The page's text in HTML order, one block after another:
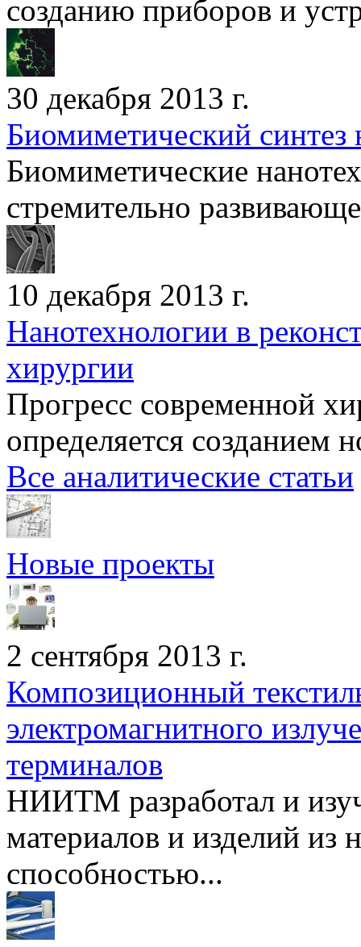
созданию приборов и
30 декабря 2013 г.
Биомиметический синтез
Биомиметические
стремительно
10 декабря 2013 г.
Нанотехнологии в
хирургии
Прогресс современной
определяется созданием
Все аналитические статьи
Новые проекты
2 сентября 2013 г.
Композиционный
электромагнитного
терминалов
НИИТМ разработал и
материалов и изделий
способностью...